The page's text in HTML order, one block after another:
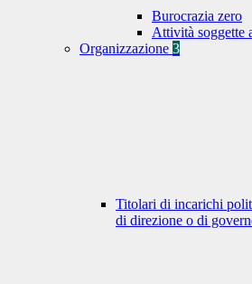
Burocrazia zero
Attività soggette
Organizzazione 3
Titolari di incarichi
di direzione o di